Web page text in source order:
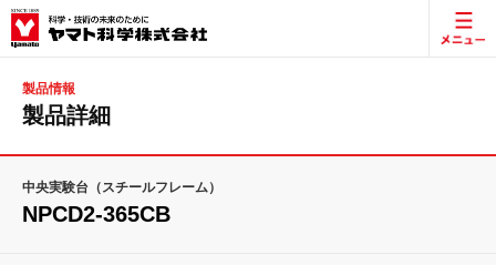
製品情報
製品詳細
中央実験台（スチールフレーム）
NPCD2-365CB